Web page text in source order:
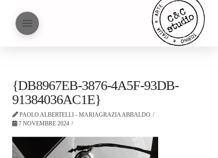
{DB8967EB-3876-4A5F-93DB-
91384036AC1E}
PAOLO ALBERTELLI - MARIAGRAZIA ABBALDO
7 NOVEMBRE 2024